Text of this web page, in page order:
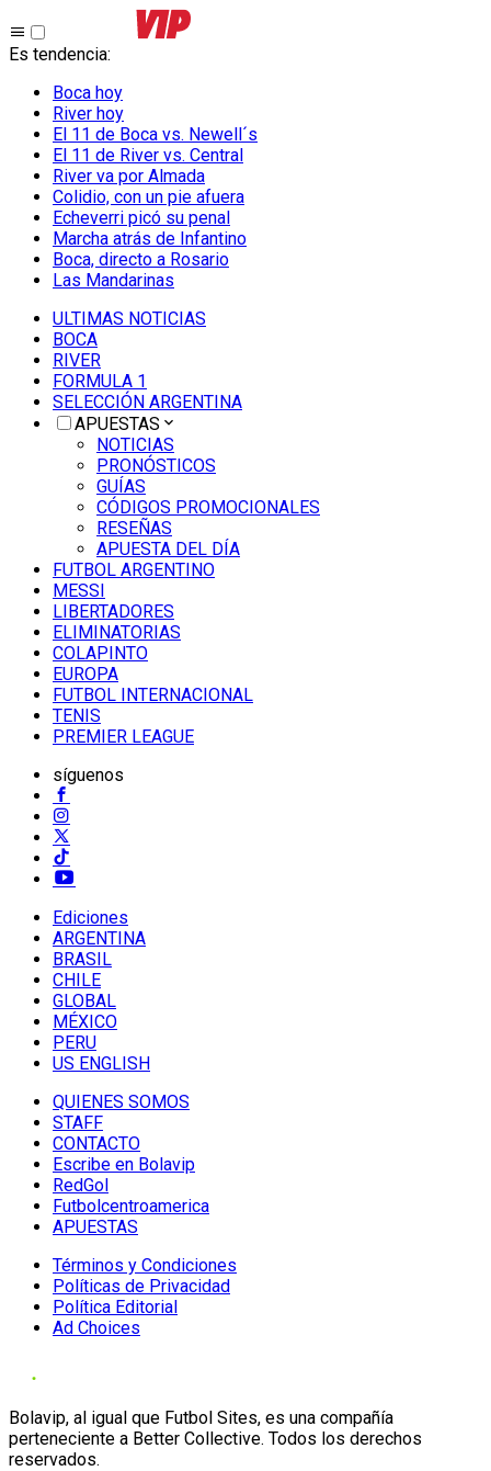
Es tendencia:
Boca hoy
River hoy
El 11 de Boca vs. Newell´s
El 11 de River vs. Central
River va por Almada
Colidio, con un pie afuera
Echeverri picó su penal
Marcha atrás de Infantino
Boca, directo a Rosario
Las Mandarinas
ULTIMAS NOTICIAS
BOCA
RIVER
FORMULA 1
SELECCIÓN ARGENTINA
APUESTAS
NOTICIAS
PRONÓSTICOS
GUÍAS
CÓDIGOS PROMOCIONALES
RESEÑAS
APUESTA DEL DÍA
FUTBOL ARGENTINO
MESSI
LIBERTADORES
ELIMINATORIAS
COLAPINTO
EUROPA
FUTBOL INTERNACIONAL
TENIS
PREMIER LEAGUE
síguenos
Ediciones
ARGENTINA
BRASIL
CHILE
GLOBAL
MÉXICO
PERU
US ENGLISH
QUIENES SOMOS
STAFF
CONTACTO
Escribe en Bolavip
RedGol
Futbolcentroamerica
APUESTAS
Términos y Condiciones
Políticas de Privacidad
Política Editorial
Ad Choices
Bolavip, al igual que Futbol Sites, es una compañía
perteneciente a Better Collective. Todos los derechos
reservados.